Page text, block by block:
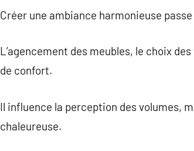
Créer une ambiance harmonieuse
L’agencement des meubles, le choix
de confort.
Il influence la perception des volumes,
chaleureuse.